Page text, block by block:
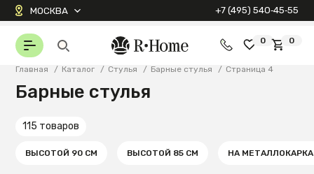
МОСКВА +7 (495) 540‑45‑55
0 0
Главная / Каталог / Стулья / Барные стулья / Страница 4
Барные стулья
115 товаров
ВЫСОТОЙ 90 СМ ВЫСОТОЙ 85 СМ НА